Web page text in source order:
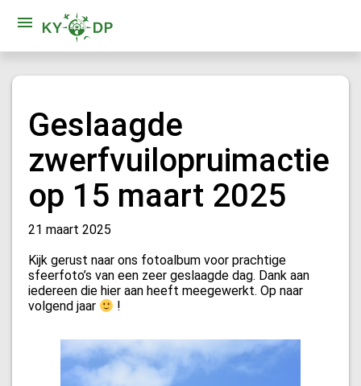
Geslaagde
zwerfvuilopruimactie
op 15 maart 2025
21 maart 2025
Kijk gerust naar ons fotoalbum voor prachtige
sfeerfoto’s van een zeer geslaagde dag. Dank aan
iedereen die hier aan heeft meegewerkt. Op naar
volgend jaar
!